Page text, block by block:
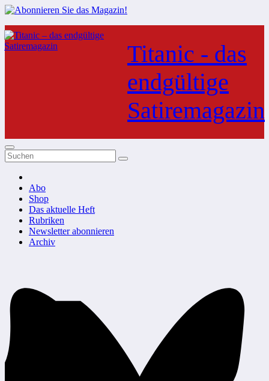
Zum
Inhalt
springen
Titanic - das
endgültige
Satiremagazin
Abo
Shop
Das aktuelle Heft
Rubriken
Newsletter abonnieren
Archiv